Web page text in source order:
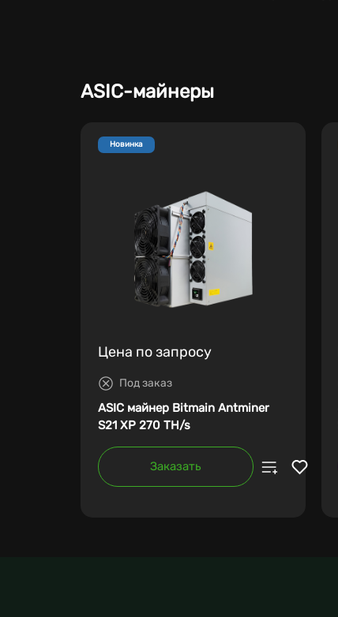
ASIC-майнеры
Новинка
Цена по запросу
Под заказ
ASIC майнер Bitmain Antminer
S21 XP 270 TH/s
Заказать